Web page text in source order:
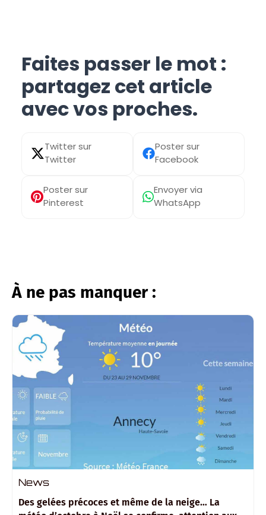
Faites passer le mot :
partagez cet article
avec vos proches.
Share
on
X
Share
on
Facebook
Share
Share
À ne pas manquer :
News
Des gelées précoces et même de la neige… La